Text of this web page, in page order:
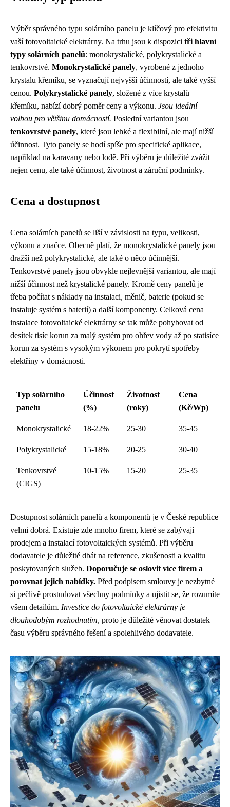
Výběr správného typu solárního panelu je klíčový pro efektivitu
vaší fotovoltaické elektrárny. Na trhu jsou k dispozici tři hlavní
typy solárních panelů: monokrystalické, polykrystalické a
tenkovrstvé. Monokrystalické panely, vyrobené z jednoho
krystalu křemíku, se vyznačují nejvyšší účinností, ale také vyšší
cenou. Polykrystalické panely, složené z více krystalů
křemíku, nabízí dobrý poměr ceny a výkonu. Jsou ideální
volbou pro většinu domácností. Poslední variantou jsou
tenkovrstvé panely, které jsou lehké a flexibilní, ale mají nižší
účinnost. Tyto panely se hodí spíše pro specifické aplikace,
například na karavany nebo lodě. Při výběru je důležité zvážit
nejen cenu, ale také účinnost, životnost a záruční podmínky.
Cena a dostupnost
Cena solárních panelů se liší v závislosti na typu, velikosti,
výkonu a značce. Obecně platí, že monokrystalické panely jsou
dražší než polykrystalické, ale také o něco účinnější.
Tenkovrstvé panely jsou obvykle nejlevnější variantou, ale mají
nižší účinnost než krystalické panely. Kromě ceny panelů je
třeba počítat s náklady na instalaci, měnič, baterie (pokud se
instaluje systém s baterií) a další komponenty. Celková cena
instalace fotovoltaické elektrárny se tak může pohybovat od
desítek tisíc korun za malý systém pro ohřev vody až po statisíce
korun za systém s vysokým výkonem pro pokrytí spotřeby
elektřiny v domácnosti.
Typ solárního
panelu
Účinnost
(%)
Životnost
(roky)
Cena
(Kč/Wp)
Monokrystalické 18-22% 25-30 35-45
Polykrystalické 15-18% 20-25 30-40
Tenkovrstvé
(CIGS)
10-15% 15-20 25-35
Dostupnost solárních panelů a komponentů je v České republice
velmi dobrá. Existuje zde mnoho firem, které se zabývají
prodejem a instalací fotovoltaických systémů. Při výběru
dodavatele je důležité dbát na reference, zkušenosti a kvalitu
poskytovaných služeb. Doporučuje se oslovit více firem a
porovnat jejich nabídky. Před podpisem smlouvy je nezbytné
si pečlivě prostudovat všechny podmínky a ujistit se, že rozumíte
všem detailům. Investice do fotovoltaické elektrárny je
dlouhodobým rozhodnutím, proto je důležité věnovat dostatek
času výběru správného řešení a spolehlivého dodavatele.